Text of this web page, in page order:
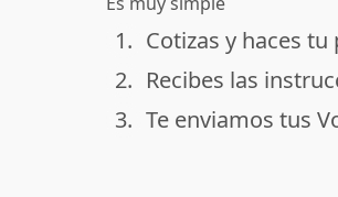
done
1. Cotizas y haces tu
done
2. Recibes las
done
3. Te enviamos tus